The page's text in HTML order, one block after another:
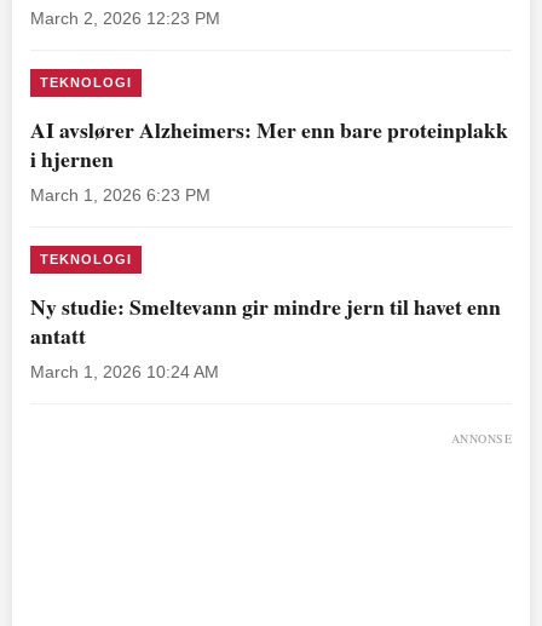
March 2, 2026 12:23 PM
TEKNOLOGI
AI avslører Alzheimers: Mer enn bare proteinplakk
i hjernen
March 1, 2026 6:23 PM
TEKNOLOGI
Ny studie: Smeltevann gir mindre jern til havet enn
antatt
March 1, 2026 10:24 AM
ANNONSE